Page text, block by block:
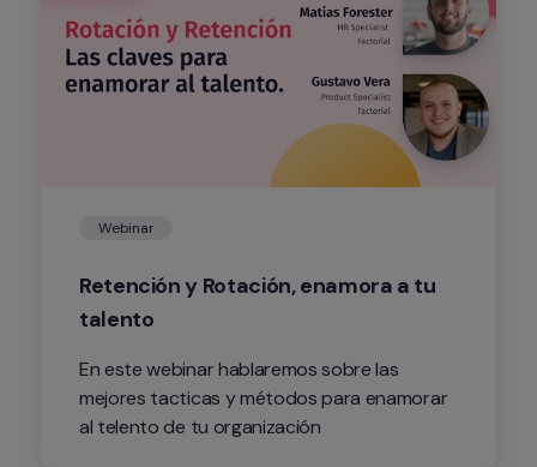
Webinar
Retención y Rotación, enamora a tu
talento
En este webinar hablaremos sobre las
mejores tacticas y métodos para enamorar
al telento de tu organización